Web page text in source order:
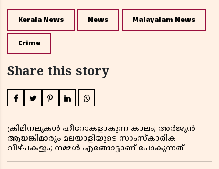
Kerala News News Malayalam News
Crime
Share this story
ക്രിമിനലുകൾ ഹീറോകളാകുന്ന കാലം; അർജുൻ
ആയങ്കിമാരും മലയാളിയുടെ സാംസ്കാരിക
വീഴ്ചകളും; നമ്മൾ എങ്ങോട്ടാണ് പോകുന്നത്